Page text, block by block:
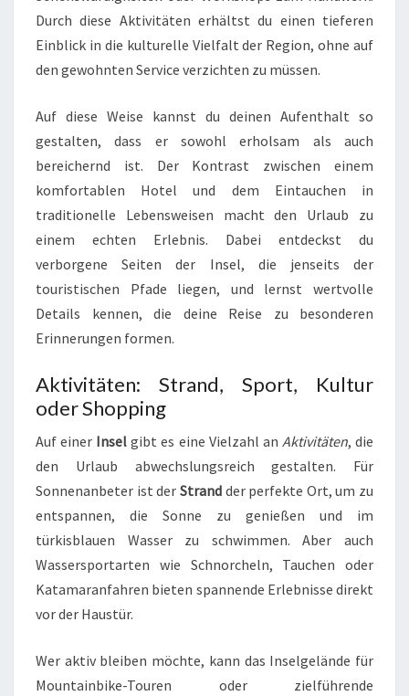
Durch diese Aktivitäten erhältst du einen tieferen
Einblick in die kulturelle Vielfalt der Region, ohne auf
den gewohnten Service verzichten zu müssen.
Auf diese Weise kannst du deinen Aufenthalt so
gestalten, dass er sowohl erholsam als auch
bereichernd ist. Der Kontrast zwischen einem
komfortablen Hotel und dem Eintauchen in
traditionelle Lebensweisen macht den Urlaub zu
einem echten Erlebnis. Dabei entdeckst du
verborgene Seiten der Insel, die jenseits der
touristischen Pfade liegen, und lernst wertvolle
Details kennen, die deine Reise zu besonderen
Erinnerungen formen.
Aktivitäten: Strand, Sport, Kultur
oder Shopping
Auf einer Insel gibt es eine Vielzahl an Aktivitäten, die
den Urlaub abwechslungsreich gestalten. Für
Sonnenanbeter ist der Strandder perfekte Ort, um zu
entspannen, die Sonne zu genießen und im
türkisblauen Wasser zu schwimmen. Aber auch
Wassersportarten wie Schnorcheln, Tauchen oder
Katamaranfahren bieten spannende Erlebnisse direkt
vor der Haustür.
Wer aktiv bleiben möchte, kann das Inselgelände für
Mountainbike-Touren oder zielführende